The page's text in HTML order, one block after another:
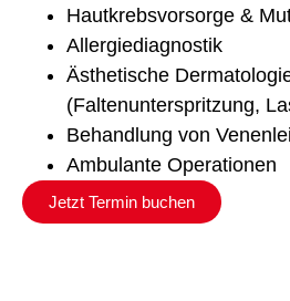
Hautkrebsvorsorge &
Allergiediagnostik
Ästhetische
(Faltenunterspritzung,
Behandlung von
Ambulante Operationen
Jetzt Termin buchen